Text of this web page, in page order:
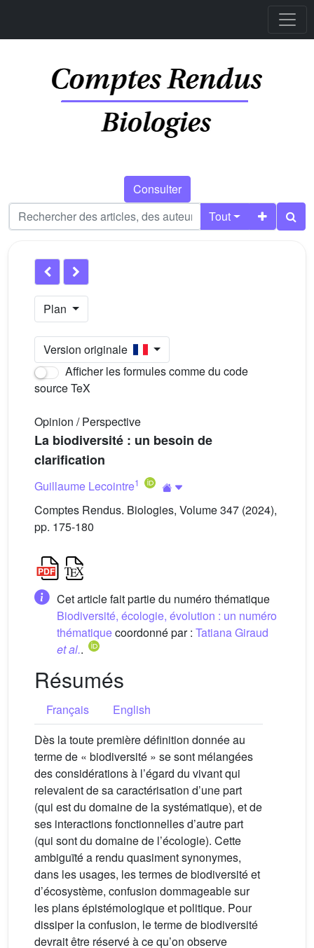
Consulter
Tout
Plan
Version originale
Afficher les formules comme du code
source TeX
Opinion / Perspective
La biodiversité : un besoin de
clarification
Guillaume Lecointre1
Comptes Rendus. Biologies, Volume 347 (2024),
pp. 175-180
Cet article fait partie du numéro thématique
Biodiversité, écologie, évolution : un numéro
thématiquecoordonné par : Tatiana Giraud
et al..
Résumés
Français
English
Dès la toute première définition donnée au
terme de « biodiversité » se sont mélangées
des considérations à l’égard du vivant qui
relevaient de sa caractérisation d’une part
(qui est du domaine de la systématique), et de
ses interactions fonctionnelles d’autre part
(qui sont du domaine de l’écologie). Cette
ambiguïté a rendu quasiment synonymes,
dans les usages, les termes de biodiversité et
d’écosystème, confusion dommageable sur
les plans épistémologique et politique. Pour
dissiper la confusion, le terme de biodiversité
devrait être réservé à ce qu’on observe